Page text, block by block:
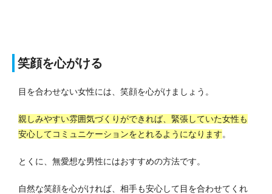
笑顔を心がける
目を合わせない女性には、笑顔を心がけましょう。
親しみやすい雰囲気づくりができれば、緊張していた女性も
安心してコミュニケーションをとれるようになります。
とくに、無愛想な男性にはおすすめの方法です。
自然な笑顔を心がければ、相手も安心して目を合わせてくれ